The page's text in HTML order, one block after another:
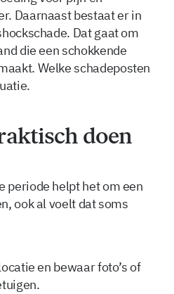
Daarnaast bestaat er in
Dat gaat om
die een schokkende
Welke schadeposten
doen
periode helpt het om een
ook al voelt dat soms
en bewaar foto’s of